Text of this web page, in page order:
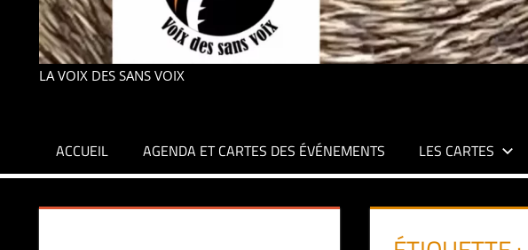
LA VOIX DES SANS VOIX
ACCUEIL AGENDA ET CARTES DES ÉVÉNEMENTS LES CARTES